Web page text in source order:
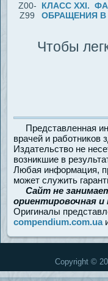
Z00-
Z99
КЛАСС XXI.
ОБРАЩЕНИЯ В
Чтобы
Представленная
врачей и работников
Издательство не
возникшие в
Любая информация,
может служить
Сайт не
ориентировочная
Оригиналы
compendium.com.ua
Copyright ©